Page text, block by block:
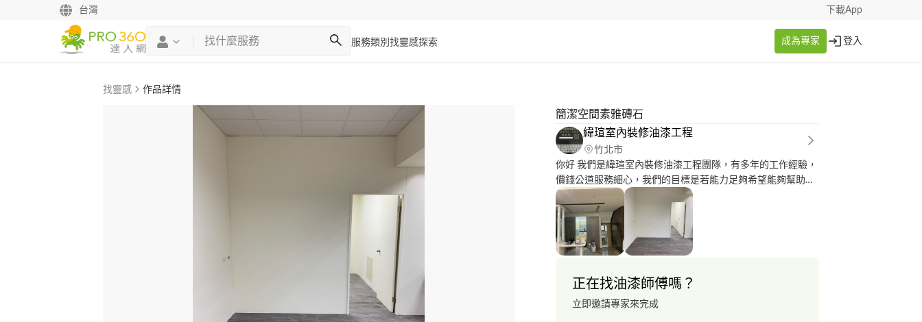
台灣 下載App
服務類別 找靈感探索 成為專家 登入
找靈感 作品詳情
簡潔空間素雅磚石
緯瑄室內裝修油漆工程
竹北市
你好 我們是緯瑄室內裝修油漆工程團隊，有多年的工作經驗，
價錢公道服務細心，我們的目標是若能力足夠希望能夠幫助弱
勢團體免費修繕服務，已經曾經幫助一個榮民老奶奶更換馬桶
了，他無子無女的，馬桶殘破不堪故藉此機會多接一些工作來
幫助一些弱勢人士，專業項目有木作、油漆、壁紙、烤漆、塑
膠地板及水電等，希望能有機會為大家服務，謝謝?
正在找油漆師傅嗎？
立即邀請專家來完成